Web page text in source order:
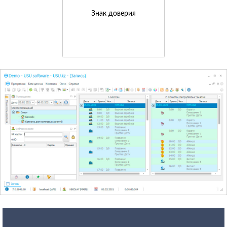
Знак доверия